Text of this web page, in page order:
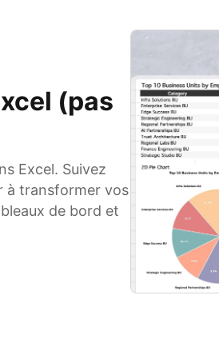
(pas
Excel. Suivez
à transformer vos
de bord et